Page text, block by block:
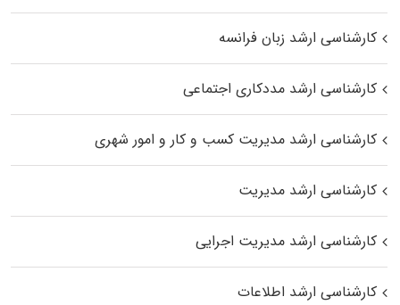
کارشناسی ارشد زبان فرانسه
کارشناسی ارشد مددکاری اجتماعی
کارشناسی ارشد مدیریت کسب و کار و امور شهری
کارشناسی ارشد مدیریت
کارشناسی ارشد مدیریت اجرایی
کارشناسی ارشد اطلاعات